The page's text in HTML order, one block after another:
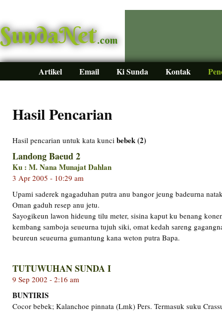
SundaNet.com
Artikel Email Ki Sunda Kontak
Hasil Pencarian
Hasil pencarian untuk kata kunci bebek (2)
Landong Baeud 2
Ku : M. Nana Munajat Dahlan
3 Apr 2005 - 10:29 am
Upami saderek ngagaduhan putra anu bangor jeung badeurna
Oman gaduh resep anu jetu.
Sayogikeun lawon hideung tilu meter, sisina kaput ku benang
kembang samboja seueurna tujuh siki, omat kedah sareng
beureun seueurna gumantung kana weton putra Bapa.
TUTUWUHAN SUNDA I
9 Sep 2002 - 2:16 am
BUNTIRIS
Cocor bebek; Kalanchoe pinnata (Lmk) Pers. Termasuk suku